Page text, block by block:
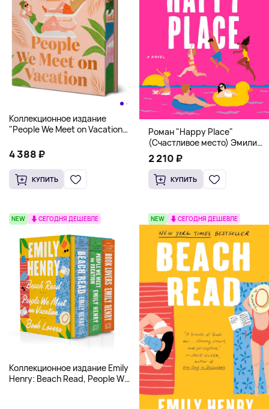
Коллекционное издание
"People We Meet on Vacation"
Hardcover
4 388 ₽
КУПИТЬ
Роман "Happy Place"
(Счастливое место) Эмили
Генри | Твердый переплет
2 210 ₽
КУПИТЬ
NEW СЕГОДНЯ ДЕШЕВЛЕ
Коллекционное издание Emily
Henry: Beach Read, People We
NEW СЕГОДНЯ ДЕШЕВЛЕ